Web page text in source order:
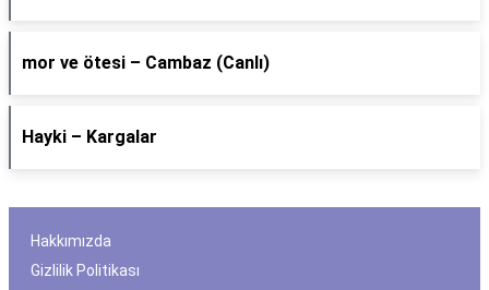
​mor ve ötesi – Cambaz (Canlı)
Hayki – Kargalar
Hakkımızda
Gizlilik Politikası